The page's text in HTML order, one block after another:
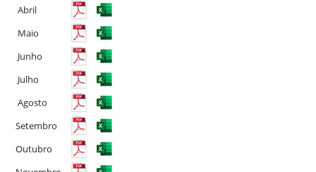
Abril
Maio
Junho
Julho
Agosto
Setembro
Outubro